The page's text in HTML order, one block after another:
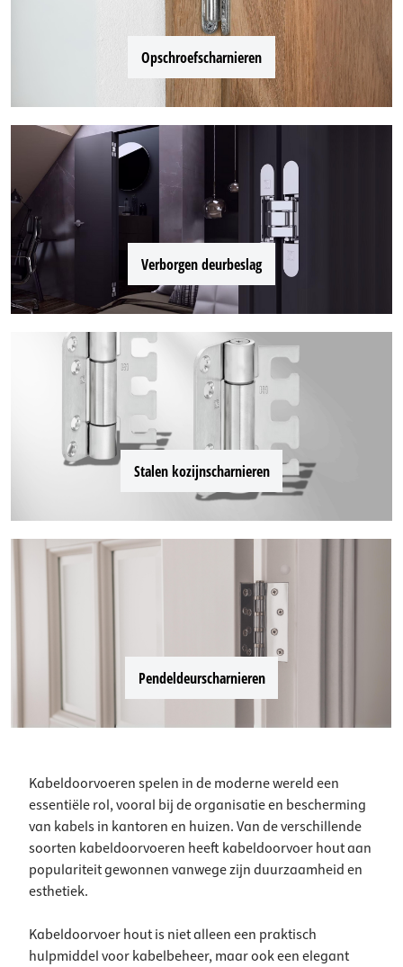
Opschroefscharnieren
Verborgen deurbeslag
Stalen kozijnscharnieren
Pendeldeurscharnieren
Kabeldoorvoeren spelen in de moderne wereld een
essentiële rol, vooral bij de organisatie en bescherming
van kabels in kantoren en huizen. Van de verschillende
soorten kabeldoorvoeren heeft kabeldoorvoer hout aan
populariteit gewonnen vanwege zijn duurzaamheid en
esthetiek.
Kabeldoorvoer hout is niet alleen een praktisch
hulpmiddel voor kabelbeheer, maar ook een elegant